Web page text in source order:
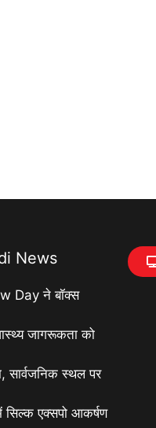
News
Day ने बॉक्स
जागरूकता को
सार्वजनिक स्थल पर
सिल्क एक्सपो आकर्षण